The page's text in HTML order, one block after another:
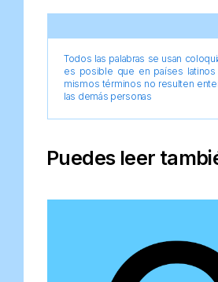
Todos las palabras se usan
es posible que en países
mismos términos no resulten
las demás personas
Puedes leer